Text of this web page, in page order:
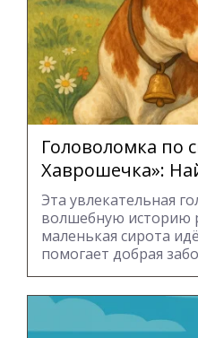
Головоломка по
Хаврошечка»:
Эта увлекательная
волшебную историю
маленькая сирота
помогает добрая